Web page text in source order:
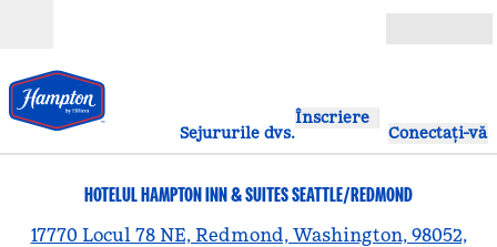
Sejururile dvs.
Înscriere
Conectați-vă
HOTELUL HAMPTON INN & SUITES SEATTLE/REDMOND
17770 Locul 78 NE, Redmond, Washington, 98052,